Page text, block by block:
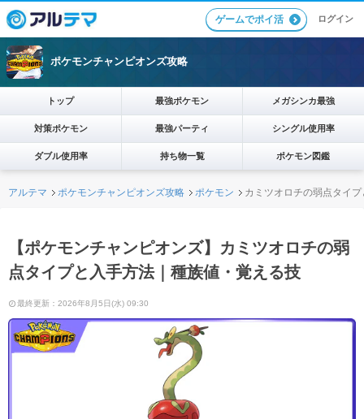
ゲームでポイ活 ログイン
ポケモンチャンピオンズ攻略
トップ 最強ポケモン メガシンカ最強
対策ポケモン 最強パーティ シングル使用率
ダブル使用率 持ち物一覧 ポケモン図鑑
アルテマ ポケモンチャンピオンズ攻略 ポケモン カミツオロチの弱点タイ
【ポケモンチャンピオンズ】カミツオロチの弱
点タイプと入手方法｜種族値・覚える技
最終更新：2026年8月5日(水) 09:30